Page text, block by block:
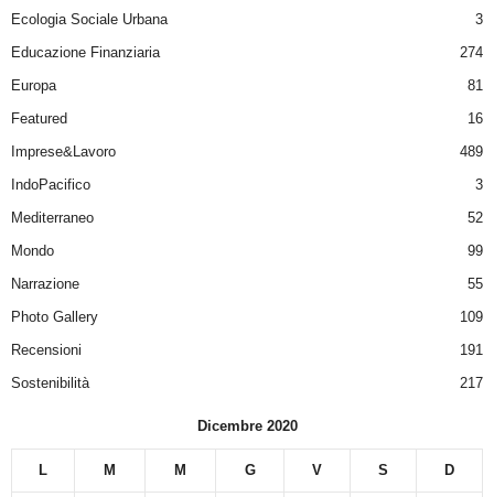
Ecologia Sociale Urbana
3
Educazione Finanziaria
274
Europa
81
Featured
16
Imprese&Lavoro
489
IndoPacifico
3
Mediterraneo
52
Mondo
99
Narrazione
55
Photo Gallery
109
Recensioni
191
Sostenibilità
217
Dicembre 2020
L M M G V S D